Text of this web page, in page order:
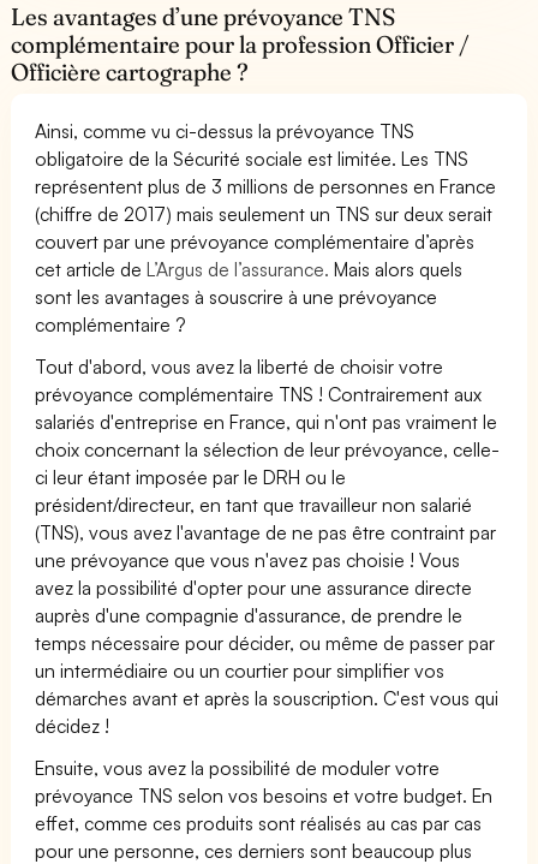
Les avantages d’une prévoyance TNS
complémentaire pour la profession Officier /
Officière cartographe ?
Ainsi, comme vu ci-dessus la prévoyance TNS
obligatoire de la Sécurité sociale est limitée. Les TNS
représentent plus de 3 millions de personnes en France
(chiffre de 2017) mais seulement un TNS sur deux serait
couvert par une prévoyance complémentaire d’après
cet article deL’Argus de l’assurance. Mais alors quels
sont les avantages à souscrire à une prévoyance
complémentaire ?
Tout d'abord, vous avez la liberté de choisir votre
prévoyance complémentaire TNS ! Contrairement aux
salariés d'entreprise en France, qui n'ont pas vraiment le
choix concernant la sélection de leur prévoyance, celle-
ci leur étant imposée par le DRH ou le
président/directeur, en tant que travailleur non salarié
(TNS), vous avez l'avantage de ne pas être contraint par
une prévoyance que vous n'avez pas choisie ! Vous
avez la possibilité d'opter pour une assurance directe
auprès d'une compagnie d'assurance, de prendre le
temps nécessaire pour décider, ou même de passer par
un intermédiaire ou un courtier pour simplifier vos
démarches avant et après la souscription. C'est vous qui
décidez !
Ensuite, vous avez la possibilité de moduler votre
prévoyance TNS selon vos besoins et votre budget. En
effet, comme ces produits sont réalisés au cas par cas
pour une personne, ces derniers sont beaucoup plus